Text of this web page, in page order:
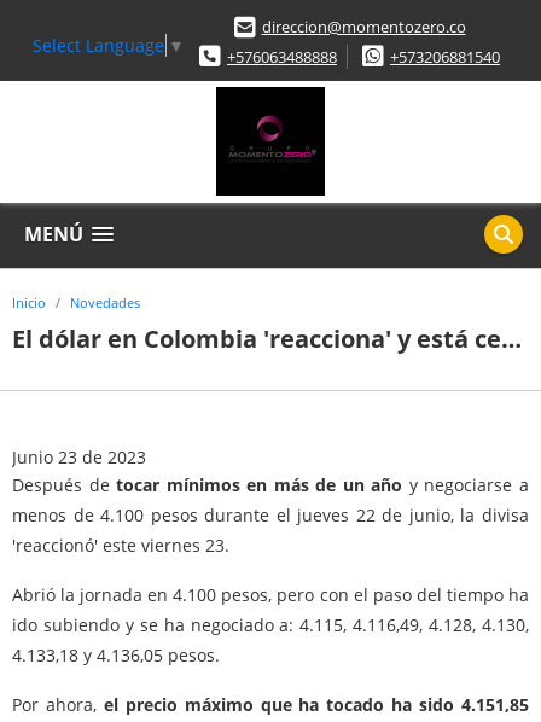
Select Language ▼
direccion@momentozero.co
+576063488888
+573206881540
MENÚ
Inicio Novedades
El dólar en Colombia 'reacciona' y está cerrando la semana al alza
Junio 23 de 2023
Después detocar mínimos en más de un año y negociarse a
menos de 4.100 pesos durante el jueves 22 de junio, la divisa
'reaccionó' este viernes 23.
Abrió la jornada en 4.100 pesos, pero con el paso del tiempo ha
ido subiendo y se ha negociado a: 4.115, 4.116,49, 4.128, 4.130,
4.133,18 y 4.136,05 pesos.
Por ahora, el precio máximo que ha tocado ha sido 4.151,85